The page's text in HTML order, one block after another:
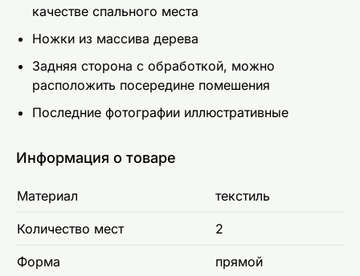
качестве спального места
Ножки из массива дерева
Задняя сторона с обработкой, можно
расположить посередине помешения
Последние фотографии иллюстративные
Информация о товаре
Материал текстиль
Количество мест 2
Форма прямой